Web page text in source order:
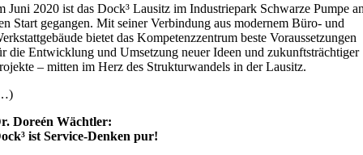
Juni 2020 ist das Dock³ Lausitz im Industriepark Schwarze Pumpe
Start gegangen. Mit seiner Verbindung aus modernem Büro- und
bietet das Kompetenzzentrum beste Voraussetzungen
die Entwicklung und Umsetzung neuer Ideen und zukunftsträchtiger
– mitten im Herz des Strukturwandels in der Lausitz.
Doreén Wächtler:
ist Service-Denken pur!